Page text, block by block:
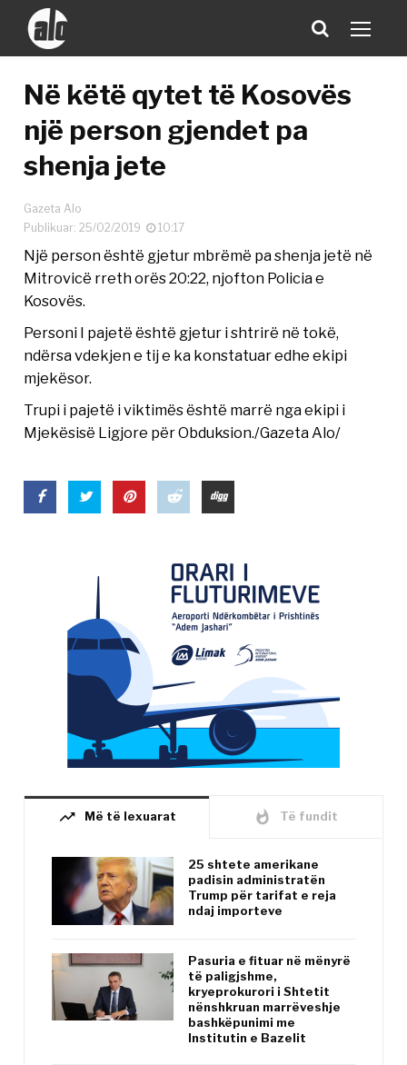
Në këtë qytet të Kosovës
një person gjendet pa
shenja jete
Gazeta Alo
Publikuar: 25/02/2019
10:17
Një person është gjetur mbrëmë pa shenja jetë në
Mitrovicë rreth orës 20:22, njofton Policia e
Kosovës.
Personi I pajetë është gjetur i shtrirë në tokë,
ndërsa vdekjen e tij e ka konstatuar edhe ekipi
mjekësor.
Trupi i pajetë i viktimës është marrë nga ekipi i
Mjekësisë Ligjore për Obduksion./Gazeta Alo/
trending_up Më të lexuarat whatshot Të fundit
25 shtete amerikane
padisin administratën
Trump për tarifat e reja
ndaj importeve
Pasuria e fituar në mënyrë
të paligjshme,
kryeprokurori i Shtetit
nënshkruan marrëveshje
bashkëpunimi me
Institutin e Bazelit